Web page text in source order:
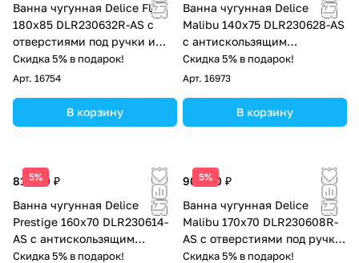
Ванна чугунная Delice Flex
180х85 DLR230632R-AS с
отверстиями под ручки и
антискользящим покрытием
Скидка 5% в подарок!
Арт. 16754
В корзину
Ванна чугунная Delice
Malibu 140х75 DLR230628-AS
с антискользящим
покрытием
Скидка 5% в подарок!
Арт. 16973
В корзину
5%
81 000 ₽
Ванна чугунная Delice
Prestige 160х70 DLR230614-
AS с антискользящим
покрытием
Скидка 5% в подарок!
5%
90 000 ₽
Ванна чугунная Delice
Malibu 170х70 DLR230608R-
AS с отверстиями под ручки
и антискользящим
Скидка 5% в подарок!